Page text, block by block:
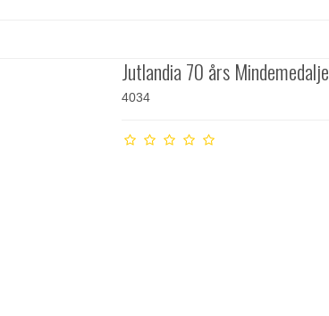
Jutlandia 70 års Mindemedalje
4034